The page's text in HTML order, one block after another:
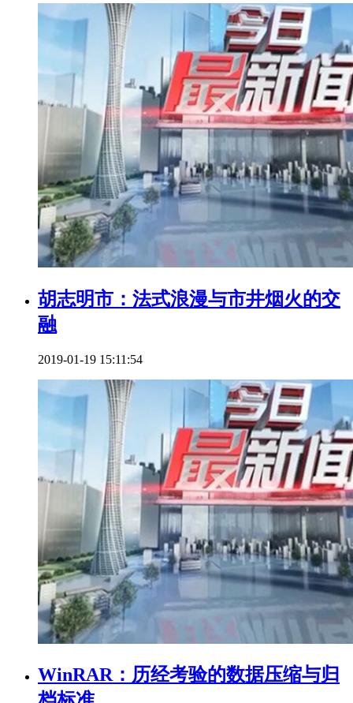
胡志明市：法式浪漫与市井烟火的交
融
2019-01-19 15:11:54
WinRAR：历经考验的数据压缩与归